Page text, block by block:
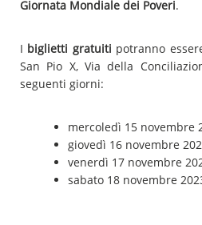
Giornata Mondiale dei Poveri.
I biglietti gratuiti potranno
San Pio X, Via della
seguenti giorni:
mercoledì 15 novembre
giovedì 16 novembre
venerdì 17 novembre
sabato 18 novembre